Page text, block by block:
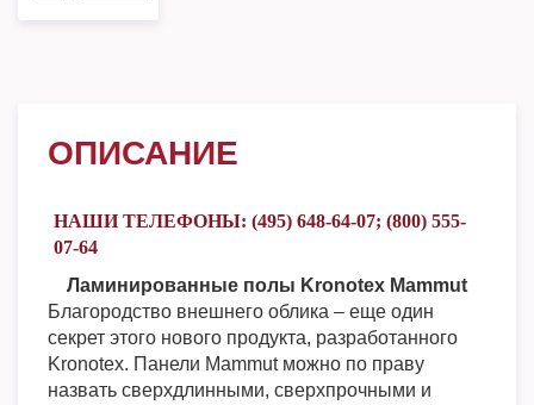
ОПИСАНИЕ
НАШИ ТЕЛЕФОНЫ: (495) 648-64-07; (800) 555-
07-64
Ламинированные полы Kronotex Mammut
Благородство внешнего облика – еще один
секрет этого нового продукта, разработанного
Kronotex. Панели Mammut можно по праву
назвать сверхдлинными, сверхпрочными и